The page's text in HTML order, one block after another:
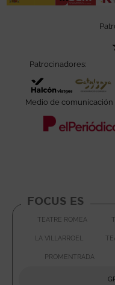
Patrocinadores:
Abre en
Medio de comunicación
FOCUS ES
TEATRE ROMEA
LA VILLARROEL
ABRE
PROMENTRADA